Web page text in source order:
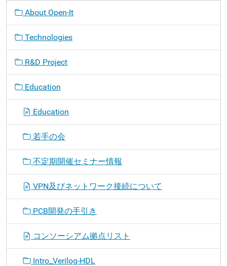
About Open-It
Technologies
R&D Project
Education
Education
若手の会
不定期開催セミナー情報
VPN及びネットワーク接続について
PCB開発の手引き
コンソーシアム拠点リスト
Intro_Verilog-HDL